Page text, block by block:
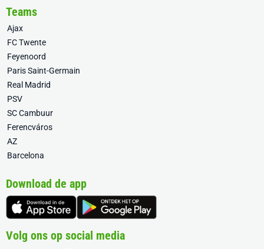
Teams
Ajax
FC Twente
Feyenoord
Paris Saint-Germain
Real Madrid
PSV
SC Cambuur
Ferencváros
AZ
Barcelona
Download de app
Volg ons op social media